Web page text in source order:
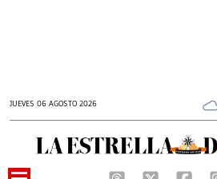
JUEVES 06 AGOSTO 2026